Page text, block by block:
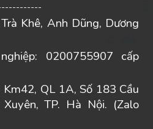
Khê, Anh Dũng, Dương
0200755907 cấp
Km42, QL 1A, Số 183 Cầu
TP. Hà Nội. (Zalo